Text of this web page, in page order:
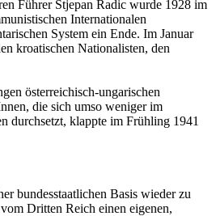
Führer Stjepan Radic wurde 1928 im
Internationalen
System ein Ende. Im Januar
kroatischen Nationalisten, den
österreichisch-ungarischen
die sich umso weniger im
durchsetzt, klappte im Frühling 1941
bundesstaatlichen Basis wieder zu
Dritten Reich einen eigenen,